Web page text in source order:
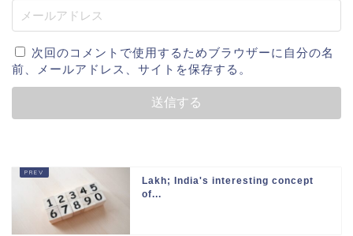
次回のコメントで使用するためブラウザーに自分の名
前、メールアドレス、サイトを保存する。
Lakh; India's interesting concept
of...